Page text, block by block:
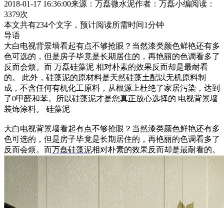
2018-01-17 16:36:00来源：万磊微水泥作者：万磊小编阅读：
3379次
本文共有234个文字，预计阅读所需时间1分钟
导语
大白电视背景墙看起有点不够抢眼？当然漆类颜色鲜艳还有多
色可选的，但是房子毕竟是长期居住的，再艳丽的色调看多了
反而会烦。而 万磊硅藻泥 相对朴素的效果反而却是最耐看
的。 此外，硅藻泥的原材料是天然硅藻土配以无机原料制
成，不含任何有机化工原料，从根源上杜绝了家居污染，达到
了0甲醛和苯。所以硅藻泥才是您真正放心选择的 电视背景墙
装饰涂料。 硅藻泥
大白电视背景墙看起有点不够抢眼？当然漆类颜色鲜艳还有多
色可选的，但是房子毕竟是长期居住的，再艳丽的色调看多了
反而会烦。而万磊硅藻泥相对朴素的效果反而却是最耐看的。